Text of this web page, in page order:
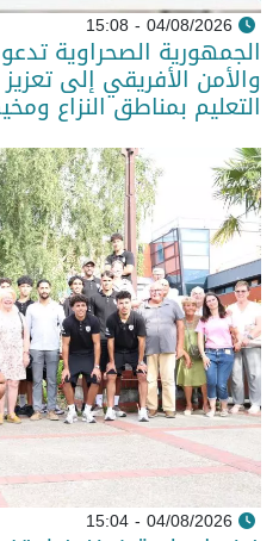
04/08/2026 - 15:08
الجمهورية الصحراوية
والأمن الأفريقي إلى
التعليم بمناطق النزاع
04/08/2026 - 15:04